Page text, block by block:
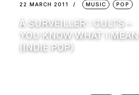
22 MARCH 2011 MUSIC POP
À SURVEILLER : CULTS –
YOU KNOW WHAT I MEAN
(INDIE POP)